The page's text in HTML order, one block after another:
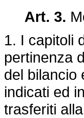
Art. 3.
1. I capitoli
pertinenza
del bilancio
indicati ed
trasferiti